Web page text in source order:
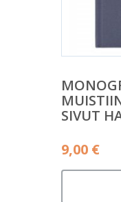
SIVUT
9,00 €